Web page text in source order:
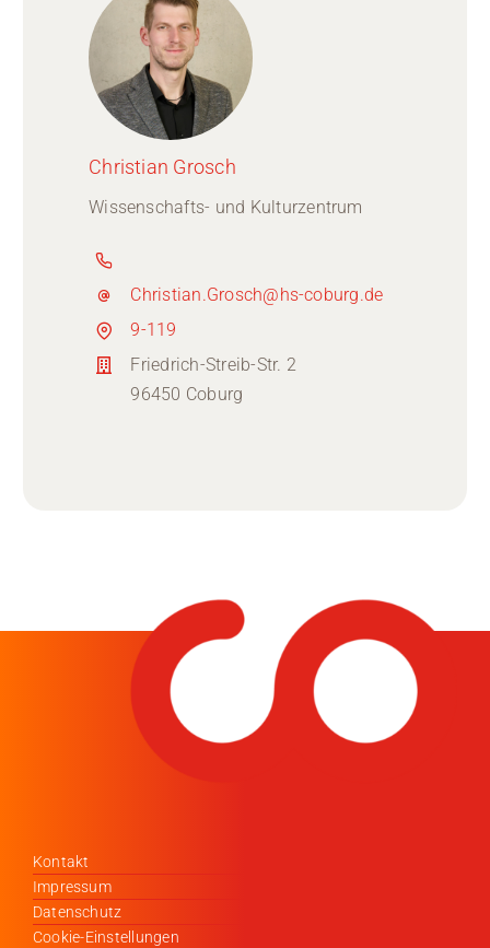
Christian Grosch
Wissenschafts- und Kulturzentrum
Christian.Grosch@hs-coburg.de
9-119
Friedrich-Streib-Str. 2
96450 Coburg
Kontakt
Impressum
Datenschutz
Cookie-Einstellungen